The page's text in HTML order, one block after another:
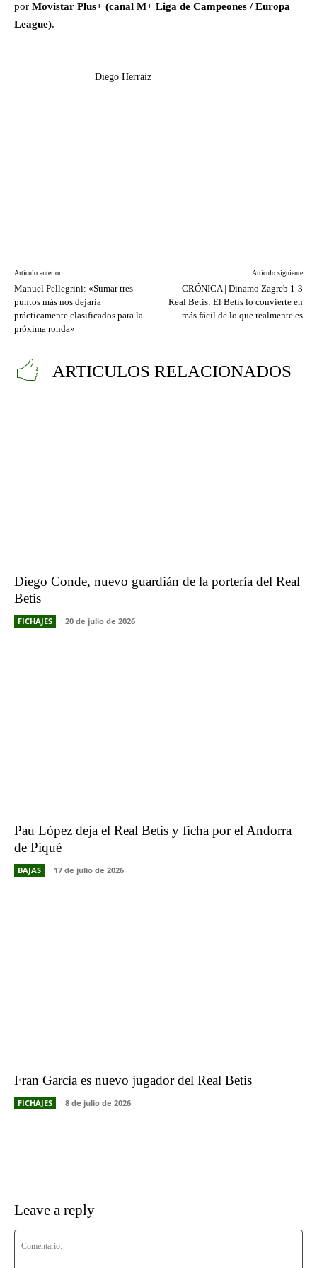
por Movistar Plus+ (canal M+ Liga de Campeones / Europa
League).
Diego Herraiz
Artículo anterior
Manuel Pellegrini: «Sumar tres
puntos más nos dejaría
prácticamente clasificados para la
próxima ronda»
Artículo siguiente
CRÓNICA | Dinamo Zagreb 1-3
Real Betis: El Betis lo convierte en
más fácil de lo que realmente es
ARTICULOS RELACIONADOS
Diego Conde, nuevo guardián de la portería del Real
Betis
FICHAJES 20 de julio de 2026
Pau López deja el Real Betis y ficha por el Andorra
de Piqué
BAJAS 17 de julio de 2026
Fran García es nuevo jugador del Real Betis
FICHAJES 8 de julio de 2026
Leave a reply